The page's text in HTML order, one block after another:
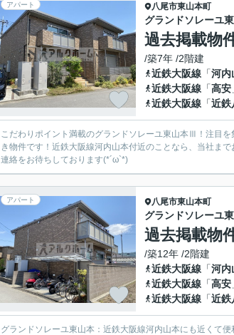
アパート 八尾市東山本町
グランドソレーユ
過去掲載物
/築7年 /2階建
近鉄大阪線 「河内
近鉄大阪線 「高安
近鉄大阪線 「近鉄
こだわりポイント満載のグランドソレーユ東山本Ⅲ！注目
き物件です！近鉄大阪線河内山本付近のことなら、当社ま
連絡をお待ちしております(*´ω`*)
アパート 八尾市東山本町
グランドソレーユ
過去掲載物
/築12年 /2階建
近鉄大阪線 「河内
近鉄大阪線 「高安
近鉄大阪線 「近鉄
グランドソレーユ東山本：近鉄大阪線河内山本にも近くて